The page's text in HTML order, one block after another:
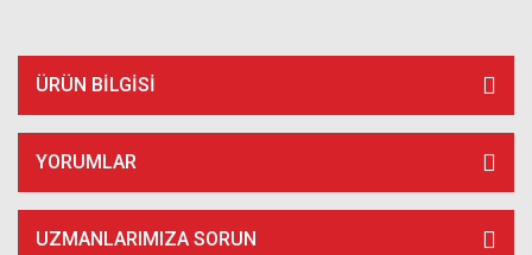
ÜRÜN BILGISI
YORUMLAR
UZMANLARIMIZA SORUN